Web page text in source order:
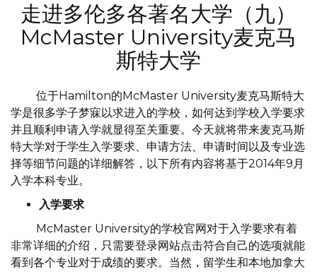
走进多伦多各著名大学（九）
McMaster University麦克马
斯特大学
位于Hamilton的McMaster University麦克马斯特大
学是很多学子梦寐以求进入的学校，如何达到学校入学要求
并且顺利申请入学就显得至关重要。今天就将带来麦克马斯
特大学对于学生入学要求、申请方法、申请时间以及专业选
择等细节问题的详细解答，以下所有内容将基于2014年9月
入学本科专业。
入学要求
McMaster University的学校官网对于入学要求有着
非常详细的介绍，只需要登录网站点击符合自己的选项就能
看到各个专业对于成绩的要求。当然，留学生和本地加拿大